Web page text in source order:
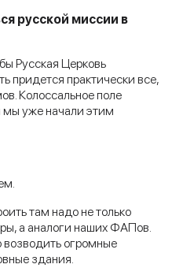
русской миссии в
Русская Церковь
придется практически все,
Колоссальное поле
мы уже начали этим
там надо не только
а аналоги наших ФАПов.
возводить огромные
здания.